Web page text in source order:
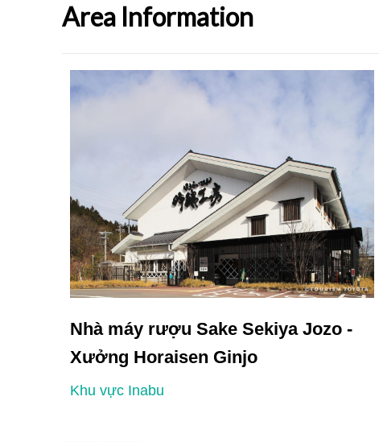
Area Information
Nhà máy rượu Sake Sekiya Jozo -
Xưởng Horaisen Ginjo
Khu vực Inabu